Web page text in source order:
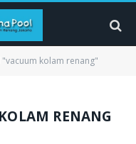
"vacuum kolam renang"
RENANG